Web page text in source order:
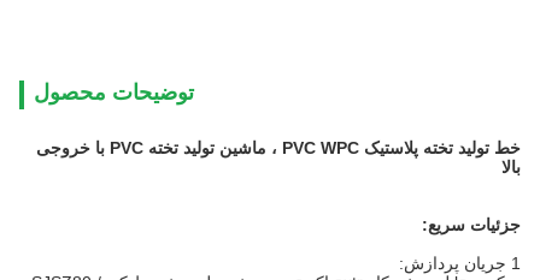
توضیحات محصول
خط تولید تخته پلاستیک PVC WPC ، ماشین تولید تخته PVC با خروجی
بالا
جزئیات سریع:
1 جریان پردازش: